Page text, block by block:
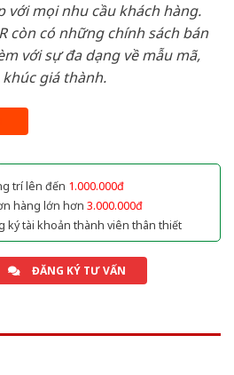
với mọi nhu cầu khách hàng.
còn có những chính sách bán
với sự đa dạng về mẫu mã,
giá thành.
trí lên đến 1.000.000đ
hàng lớn hơn 3.000.000đ
ký tài khoản thành viên thân thiết
ĐĂNG KÝ TƯ VẤN